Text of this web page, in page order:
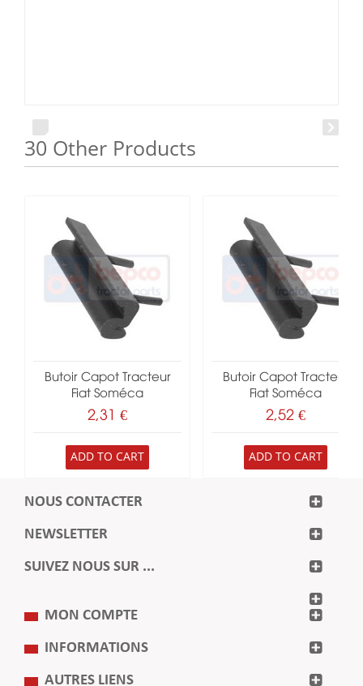
30 Other Products
Butoir Capot Tracteur
Fiat Soméca
2,31 €
ADD TO CART
Butoir Capot Tracteur
Fiat Soméca
2,52 €
ADD TO CART
NOUS CONTACTER
NEWSLETTER
SUIVEZ NOUS SUR ...
MON COMPTE
INFORMATIONS
AUTRES LIENS